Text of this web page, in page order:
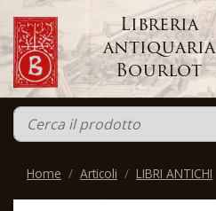
Libreria
antiquaria
Bourlot
Home Articoli LIBRI ANTICHI